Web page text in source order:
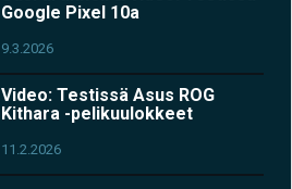
Google Pixel 10a
9.3.2026
Video: Testissä Asus ROG
Kithara -pelikuulokkeet
11.2.2026